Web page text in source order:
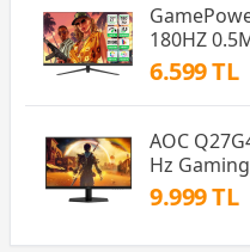
180HZ
6.599 TL
AOC
Hz
9.999 TL